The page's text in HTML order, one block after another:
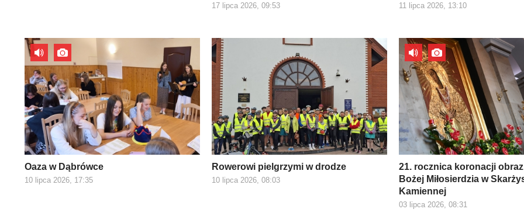
17 lipca 2026, 09:53 11 lipca 2026, 13:10
Oaza w Dąbrówce
10 lipca 2026, 17:35
Rowerowi pielgrzymi w drodze
10 lipca 2026, 08:03
21. rocznica koronacji
Bożej Miłosierdzia w
Kamiennej
03 lipca 2026, 08:31